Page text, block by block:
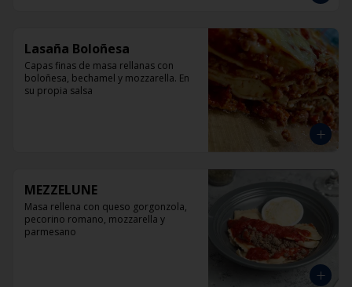
Lasaña Boloñesa
Capas finas de masa rellanas con
boloñesa, bechamel y mozzarella. En
su propia salsa
MEZZELUNE
Masa rellena con queso gorgonzola,
pecorino romano, mozzarella y
parmesano